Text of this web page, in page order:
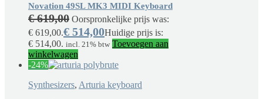
Novation 49SL MK3 MIDI Keyboard
€619,00 Oorspronkelijke prijs was:
€ 619,00.€ 514,00Huidige prijs is:
€ 514,00. incl. 21% btw Toevoegen aan
winkelwagen
-24%
Synthesizers, Arturia keyboard